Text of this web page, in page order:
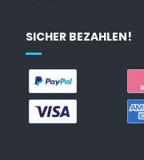
SICHER BEZAHLEN!